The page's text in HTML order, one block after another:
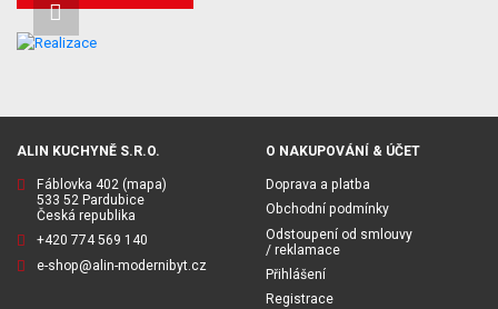
ALIN KUCHYNĚ S.R.O.
Fáblovka 402 (mapa)
533 52 Pardubice
Česká republika
+420 774 569 140
e-shop@alin-modernibyt.cz
O NAKUPOVÁNÍ & ÚČET
Doprava a platba
Obchodní podmínky
Odstoupení od smlouvy
/ reklamace
Přihlášení
Registrace